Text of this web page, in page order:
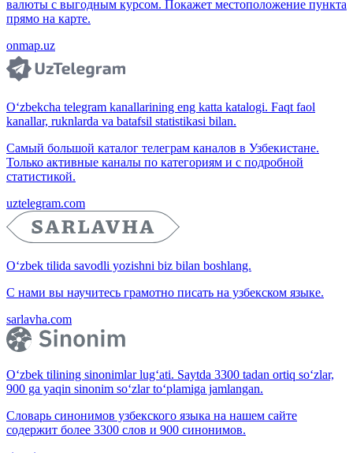
валюты с выгодным курсом. Покажет местоположение пункта
прямо на карте.
onmap.uz
O‘zbekcha telegram kanallarining eng katta katalogi. Faqt faol
kanallar, ruknlarda va batafsil statistikasi bilan.
Самый большой каталог телеграм каналов в Узбекистане.
Только активные каналы по категориям и с подробной
статистикой.
uztelegram.com
O‘zbek tilida savodli yozishni biz bilan boshlang.
С нами вы научитесь грамотно писать на узбекском языке.
sarlavha.com
O‘zbek tilining sinonimlar lug‘ati. Saytda 3300 tadan ortiq so‘zlar,
900 ga yaqin sinonim so‘zlar to‘plamiga jamlangan.
Словарь синонимов узбекского языка на нашем сайте
содержит более 3300 слов и 900 синонимов.